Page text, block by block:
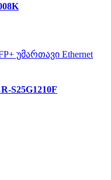
S25G1210F